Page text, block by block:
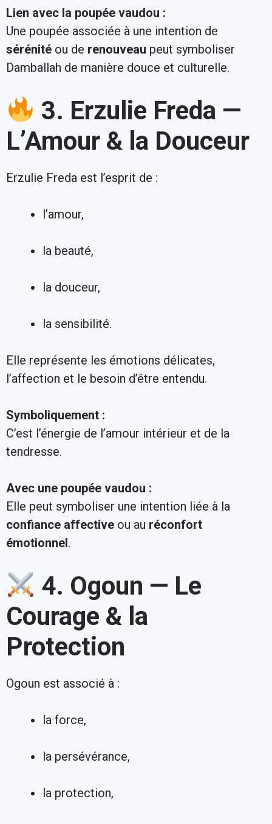
Lien avec la poupée vaudou :
Une poupée associée à une intention de
sérénité ou de renouveau peut symboliser
Damballah de manière douce et culturelle.
3. Erzulie Freda —
L’Amour & la Douceur
Erzulie Freda est l’esprit de :
l’amour,
la beauté,
la douceur,
la sensibilité.
Elle représente les émotions délicates,
l’affection et le besoin d’être entendu.
Symboliquement :
C’est l’énergie de l’amour intérieur et de la
tendresse.
Avec une poupée vaudou :
Elle peut symboliser une intention liée à la
confiance affective ou au réconfort
émotionnel.
4. Ogoun — Le
Courage & la
Protection
Ogoun est associé à :
la force,
la persévérance,
la protection,